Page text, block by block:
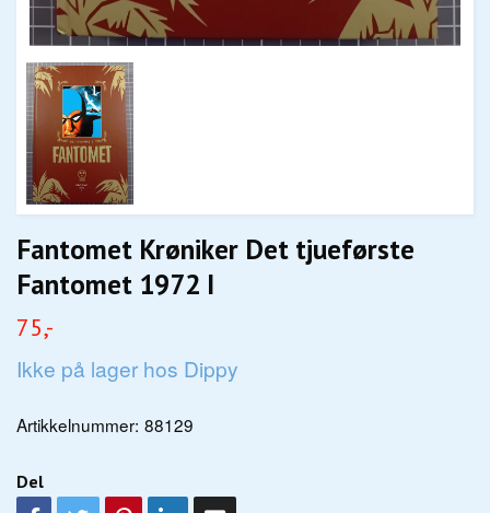
Fantomet Krøniker Det tjueførste
Fantomet 1972 I
75,-
Ikke på lager hos Dippy
Artikkelnummer: 88129
Del